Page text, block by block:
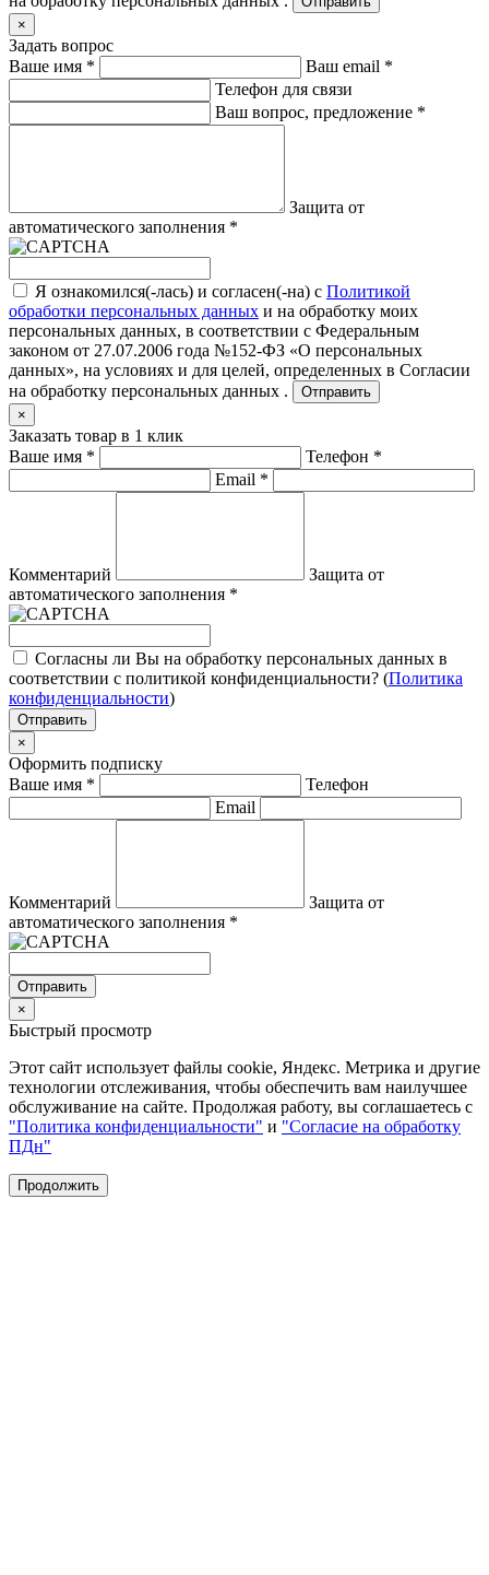
×
Задать вопрос
Ваше имя * Ваш email *
Телефон для связи
Ваш вопрос, предложение *
Защита от
автоматического заполнения *
Я ознакомился(-лась) и согласен(-на) с Политикой
обработки персональных данных и на обработку моих
персональных данных, в соответствии с Федеральным
законом от 27.07.2006 года №152-ФЗ «О персональных
данных», на условиях и для целей, определенных в Согласии
на обработку персональных данных .
Отправить
×
Заказать товар в 1 клик
Ваше имя * Телефон *
Email *
Комментарий
Защита от
автоматического заполнения *
Согласны ли Вы на обработку персональных данных в
соответствии с политикой конфиденциальности? (Политика
конфиденциальности)
Отправить
×
Оформить подписку
Ваше имя *
Телефон
Email
Комментарий
Защита от
автоматического заполнения *
Отправить
×
Быстрый просмотр
Этот сайт использует файлы cookie, Яндекс. Метрика и другие
технологии отслеживания, чтобы обеспечить вам наилучшее
обслуживание на сайте. Продолжая работу, вы соглашаетесь с
"Политика конфиденциальности" и "Согласие на обработку
ПДн"
Продолжить